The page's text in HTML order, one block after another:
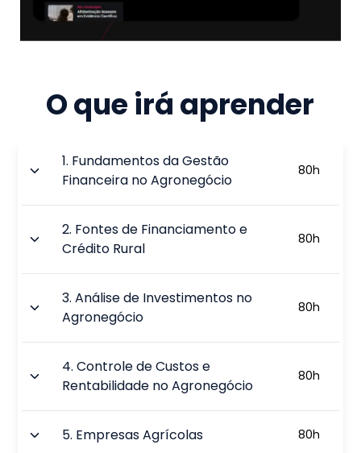
O que irá aprender
1. Fundamentos da Gestão
Financeira no Agronegócio
80h
2. Fontes de Financiamento e
Crédito Rural
80h
3.Análise de Investimentos no
Agronegócio
80h
4.Controle de Custos e
Rentabilidade no Agronegócio
80h
5. Empresas Agrícolas 80h